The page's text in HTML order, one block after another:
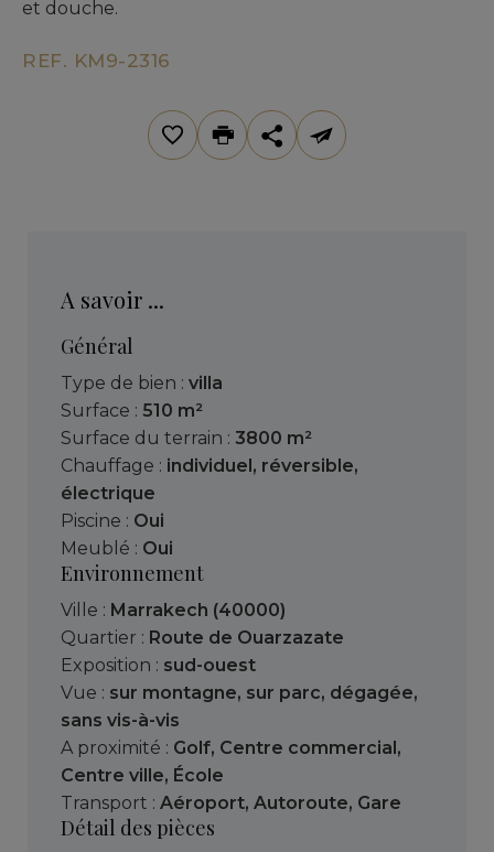
et douche.
REF. KM9-2316
A savoir ...
Général
Type de bien : villa
Surface : 510 m²
Surface du terrain : 3800 m²
Chauffage : individuel, réversible,
électrique
Piscine : Oui
Meublé : Oui
Environnement
Ville : Marrakech (40000)
Quartier : Route de Ouarzazate
Exposition : sud-ouest
Vue : sur montagne, sur parc, dégagée,
sans vis-à-vis
A proximité : Golf, Centre commercial,
Centre ville, École
Transport : Aéroport, Autoroute, Gare
Détail des pièces